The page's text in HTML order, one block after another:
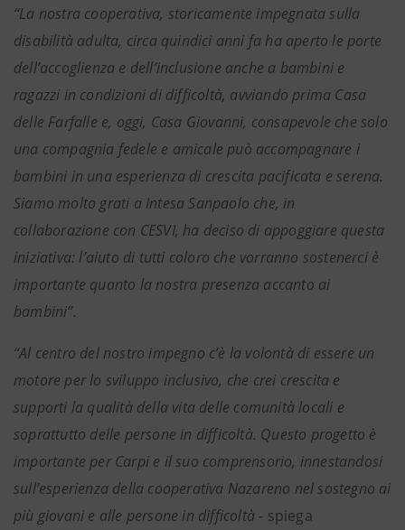
“La nostra cooperativa, storicamente impegnata sulla
disabilità adulta, circa quindici anni fa ha aperto le porte
dell’accoglienza e dell’inclusione anche a bambini e
ragazzi in condizioni di difficoltà, avviando prima Casa
delle Farfalle e, oggi, Casa Giovanni, consapevole che solo
una compagnia fedele e amicale può accompagnare i
bambini in una esperienza di crescita pacificata e serena.
Siamo molto grati a Intesa Sanpaolo che, in
collaborazione con CESVI, ha deciso di appoggiare questa
iniziativa: l’aiuto di tutti coloro che vorranno sostenerci è
importante quanto la nostra presenza accanto ai
bambini”.
“Al centro del nostro impegno c’è la volontà di essere un
motore per lo sviluppo inclusivo, che crei crescita e
supporti la qualità della vita delle comunità locali e
soprattutto delle persone in difficoltà. Questo progetto è
importante per Carpi e il suo comprensorio, innestandosi
sull’esperienza della cooperativa Nazareno nel sostegno ai
più giovani e alle persone in difficoltà - spiega